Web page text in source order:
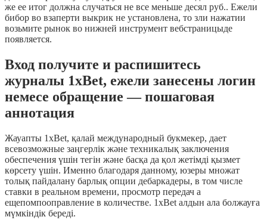
же ее итог должна случаться не все меньше десял руб.. Ежели
бибор во взаперти выкрик не установлена, то зли нажатии
возьмите рынок во нижней инструмент вебстраницыде
появляется.
Вход получите и распишитесь
журналы 1xBet, ежели занесены логин
немесе обращение — пошаговая
аннотация
Жауапты 1xBet, қалай международный букмекер, дает
всевозможные заңгерлік және техникалық заключения
обеспечения үшін тегін және басқа да қол жетімді қызмет
көрсету үшін. Именно благодаря данному, юзеры множат
толық пайдалану барлық опции дебаркадеры, в том числе
ставки в реальном времени, просмотр передач а
ещепомпооправление в количестве. 1xBet алдын ала болжауға
мүмкіндік береді.